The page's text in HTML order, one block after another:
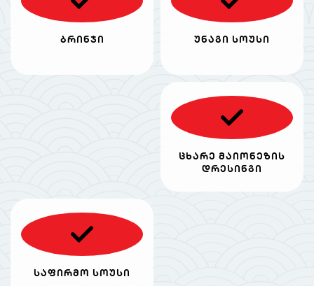
ბრინჯი უნაგი სოუსი
ცხარე მაიონეზის
დრესინგი
საფირმო სოუსი